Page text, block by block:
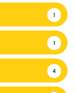
1
1
4